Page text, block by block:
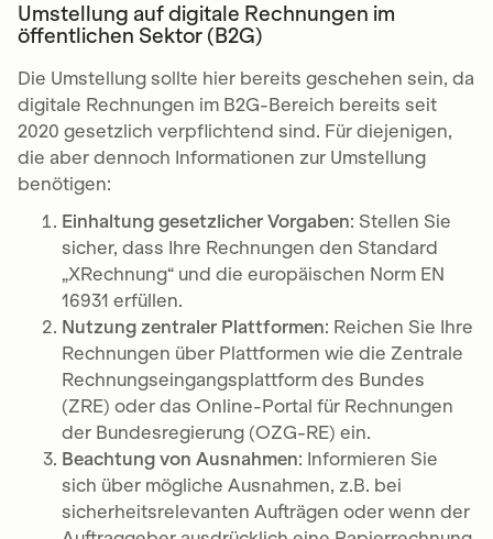
Umstellung auf digitale Rechnungen im
öffentlichen Sektor (B2G)
Die Umstellung sollte hier bereits geschehen sein, da
digitale Rechnungen im B2G-Bereich bereits seit
2020 gesetzlich verpflichtend sind. Für diejenigen,
die aber dennoch Informationen zur Umstellung
benötigen:
Einhaltung gesetzlicher Vorgaben: Stellen Sie
sicher, dass Ihre Rechnungen den Standard
„XRechnung“ und die europäischen Norm EN
16931 erfüllen.
Nutzung zentraler Plattformen: Reichen Sie Ihre
Rechnungen über Plattformen wie die Zentrale
Rechnungseingangsplattform des Bundes
(ZRE) oder das Online-Portal für Rechnungen
der Bundesregierung (OZG-RE) ein.
Beachtung von Ausnahmen: Informieren Sie
sich über mögliche Ausnahmen, z.B. bei
sicherheitsrelevanten Aufträgen oder wenn der